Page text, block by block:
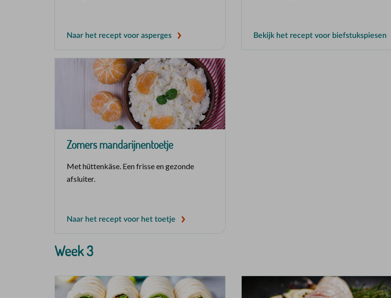
Naar het recept voor asperges Bekijk het recept voor biefstukspiesen
Zomers mandarijnentoetje
Met hüttenkäse. Een frisse en gezonde
afsluiter.
Naar het recept voor het toetje
Week 3